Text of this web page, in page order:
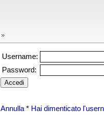
Username:
Password:
Annulla* Hai dimenticato